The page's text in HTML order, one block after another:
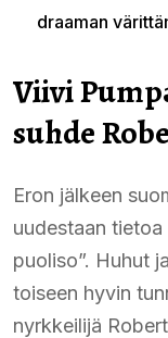
draaman
Viivi
suhde
Eron jälkeen
uudestaan tietoa
puoliso”. Huhut
toiseen hyvin
nyrkkeilijä